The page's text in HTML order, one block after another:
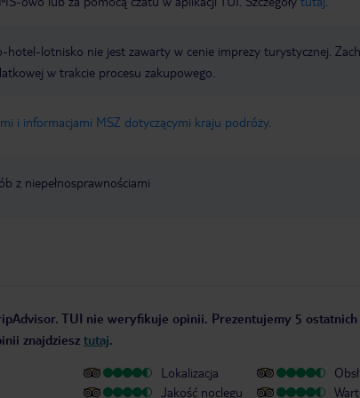
hotel-lotnisko nie jest zawarty w cenie imprezy turystycznej.
w trakcie procesu zakupowego.
i informacjami MSZ dotyczącymi kraju podróży.
z niepełnosprawnościami
TUI nie weryfikuje opinii. Prezentujemy 5
znajdziesz tutaj.
Lokalizacja
Jakość noclegu